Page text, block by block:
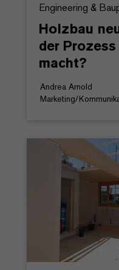
Engineering &
Holzbau
der
macht?
Andrea Arnold
Marketing/